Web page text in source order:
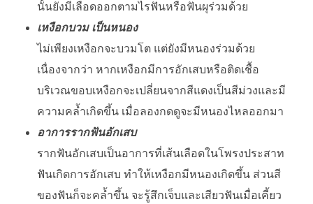
นั้นยังมีเลือดออกตามไรฟันหรือฟันผุร่วมด้วย
เหงือกบวม เป็นหนอง
ไม่เพียงเหงือกจะบวมโต แต่ยังมีหนองร่วมด้วย
เนื่องจากว่า หากเหงือกมีการอักเสบหรือติดเชื้อ
บริเวณขอบเหงือกจะเปลี่ยนจากสีแดงเป็นสีม่วงและมี
ความคล้ำเกิดขึ้น เมื่อลองกดดูจะมีหนองไหลออกมา
อาการรากฟันอักเสบ
รากฟันอักเสบเป็นอาการที่เส้นเลือดในโพรงประสาท
ฟันเกิดการอักเสบ ทำให้เหงือกมีหนองเกิดขึ้น ส่วนสี
ของฟันก็จะคล้ำขึ้น จะรู้สึกเจ็บและเสียวฟันเมื่อเคี้ยว